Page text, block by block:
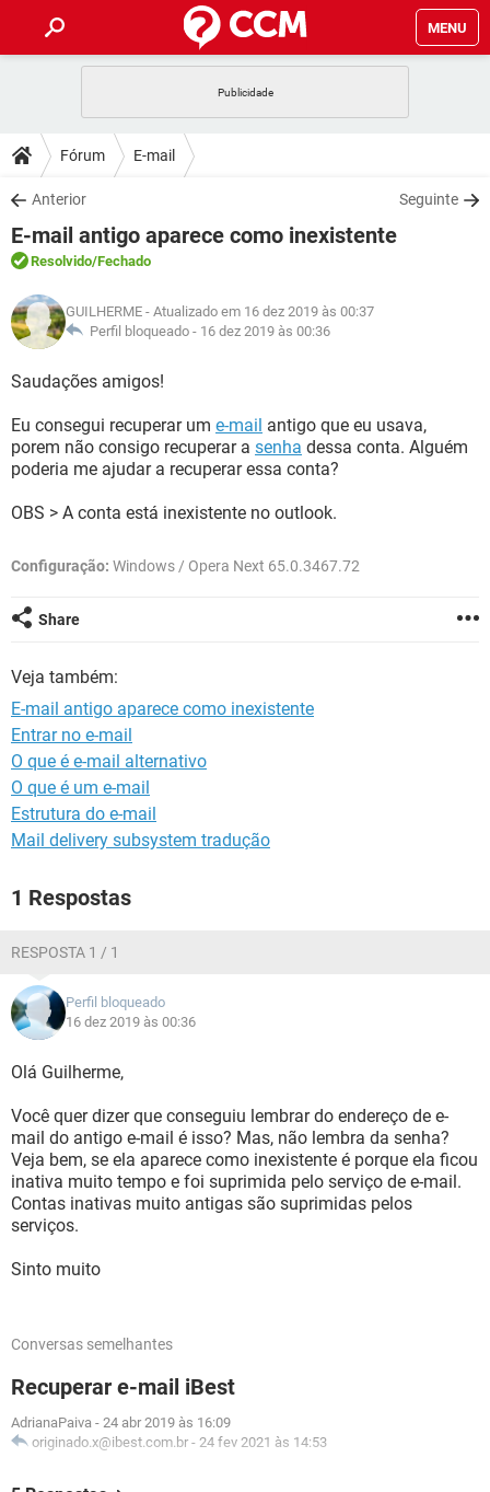
MENU
CELULAR
OUTLOOK
INSTAGRAM GMAIL
GUIA DE COMPRAS
DICAS
JOGOS
OUTLOOK
INSTAGRAM
GUIA DE COMPRAS
DOWNLOADS
JOGOS WHATSAPP
CELULAR
OUTLOOK EXCEL
INSTAGRAM
GUIA DE COMPRAS
FÓRUM
JOGOS
CELULAR FACEBOOK
GUIA DE COMPRAS
GLOSSÁRIO
JOGOS
CELULAR
OUTLOOK EXCEL
INSTAGRAM GMAIL
Fórum E-mail
Anterior Seguinte
E-mail antigo aparece como inexistente
Resolvido/Fechado
GUILHERME - Atualizado em 16 dez 2019 às 00:37
Perfil bloqueado - 16 dez 2019 às 00:36
Saudações amigos!
Eu consegui recuperar um e-mail antigo que eu usava,
porem não consigo recuperar a senha dessa conta. Alguém
poderia me ajudar a recuperar essa conta?
OBS > A conta está inexistente no outlook.
Configuração: Windows / Opera Next 65.0.3467.72
Share
Veja também:
E-mail antigo aparece como inexistente
Entrar no e-mail
O que é e-mail alternativo
O que é um e-mail
Estrutura do e-mail
Mail delivery subsystem tradução
1 Respostas
RESPOSTA 1 / 1
Perfil bloqueado
16 dez 2019 às 00:36
Olá Guilherme,
Você quer dizer que conseguiu lembrar do endereço de e-
mail do antigo e-mail é isso? Mas, não lembra da senha?
Veja bem, se ela aparece como inexistente é porque ela ficou
inativa muito tempo e foi suprimida pelo serviço de e-mail.
Contas inativas muito antigas são suprimidas pelos
serviços.
Sinto muito
Conversas semelhantes
Recuperar e-mail iBest
AdrianaPaiva - 24 abr 2019 às 16:09
originado.x@ibest.com.br - 24 fev 2021 às 14:53